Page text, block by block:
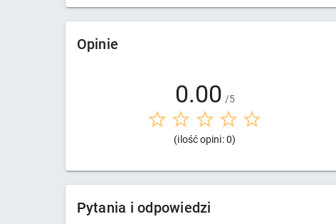
Opinie
0.00 /5
(ilość opini: 0)
Pytania i odpowiedzi